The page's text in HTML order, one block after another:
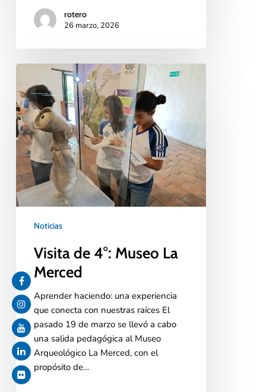
rotero
26 marzo, 2026
Noticias
Visita de 4°: Museo La
Merced
Aprender haciendo: una experiencia
que conecta con nuestras raíces El
pasado 19 de marzo se llevó a cabo
una salida pedagógica al Museo
Arqueológico La Merced, con el
propósito de…